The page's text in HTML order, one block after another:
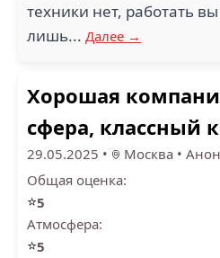
техники нет, работать
лишь... Далее →
Хорошая
сфера, классный
29.05.2025 • Москва •
Общая оценка:
⭐5
Атмосфера:
⭐5